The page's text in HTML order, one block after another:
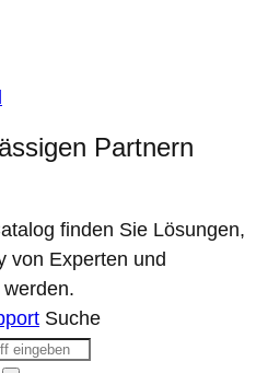
Partnern
finden Sie Lösungen,
von Experten und
Suche